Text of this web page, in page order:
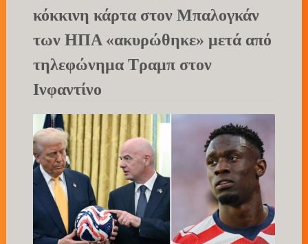
κόκκινη κάρτα στον Μπαλογκάν
των ΗΠΑ «ακυρώθηκε» μετά από
τηλεφώνημα Τραμπ στον
Ινφαντίνο